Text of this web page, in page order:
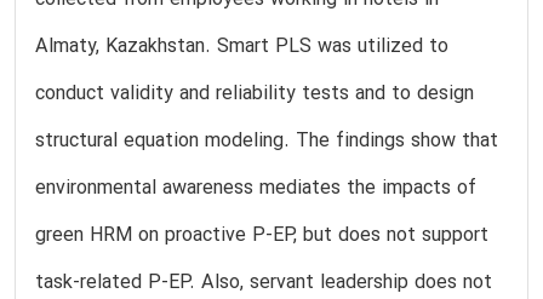
Almaty, Kazakhstan. Smart PLS was utilized to
conduct validity and reliability tests and to design
structural equation modeling. The findings show that
environmental awareness mediates the impacts of
green HRM on proactive P-EP, but does not support
task-related P-EP. Also, servant leadership does not